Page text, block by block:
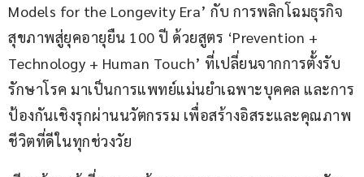
Models for the Longevity Era’ กับ การพลิกโฉมธุรกิจ
สุขภาพสู่ยุคอายุยืน 100 ปี ด้วยสูตร ‘Prevention +
Technology + Human Touch’ ที่เปลี่ยนจากการตั้งรับ
รักษาโรค มาเป็นการแพทย์แม่นยำเฉพาะบุคคล และการ
ป้องกันเชิงรุกผ่านนวัตกรรม เพื่อสร้างอิสระและคุณภาพ
ชีวิตที่ดีในทุกช่วงวัย